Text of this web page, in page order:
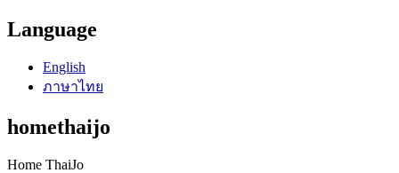
Language
English
ภาษาไทย
homethaijo
Home ThaiJo